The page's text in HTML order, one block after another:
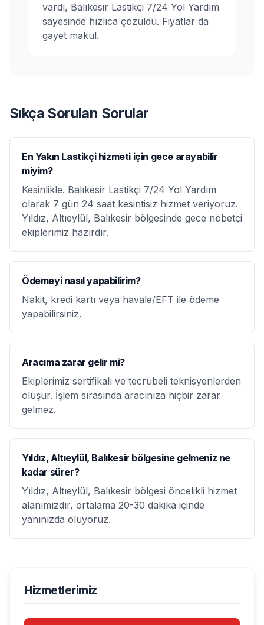
vardı, Balıkesir Lastikçi 7/24 Yol Yardım
sayesinde hızlıca çözüldü. Fiyatlar da
gayet makul.
Sıkça Sorulan Sorular
En Yakın Lastikçi hizmeti için gece arayabilir
miyim?
Kesinlikle. Balıkesir Lastikçi 7/24 Yol Yardım
olarak 7 gün 24 saat kesintisiz hizmet veriyoruz.
Yıldız, Altıeylül, Balıkesir bölgesinde gece nöbetçi
ekiplerimiz hazırdır.
Ödemeyi nasıl yapabilirim?
Nakit, kredi kartı veya havale/EFT ile ödeme
yapabilirsiniz.
Aracıma zarar gelir mi?
Ekiplerimiz sertifikalı ve tecrübeli teknisyenlerden
oluşur. İşlem sırasında aracınıza hiçbir zarar
gelmez.
Yıldız, Altıeylül, Balıkesir bölgesine gelmeniz ne
kadar sürer?
Yıldız, Altıeylül, Balıkesir bölgesi öncelikli hizmet
alanımızdır, ortalama 20-30 dakika içinde
yanınızda oluyoruz.
Hizmetlerimiz